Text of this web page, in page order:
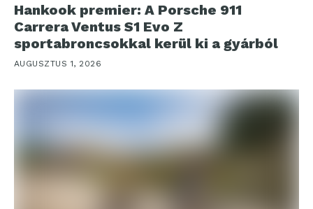
Hankook premier: A Porsche 911
Carrera Ventus S1 Evo Z
sportabroncsokkal kerül ki a gyárból
AUGUSZTUS 1, 2026